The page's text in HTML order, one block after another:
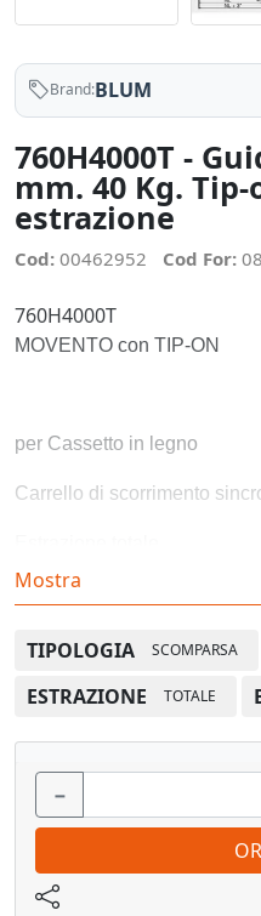
Brand:BLUM
760H4000T -
mm. 40 Kg.
estrazione
Cod: 00462952 Cod For:
760H4000T
MOVENTO con TIP-ON
per Cassetto in legno
Carrello di scorrimento
Lunghezza nominale: 400
portata dinamica: 40 kg
Materiale: Acciaio
Colore/superficie: Zincate
Vedi pagina
Mostra
TIPOLOGIA SCOMPARSA
ESTRAZIONE TOTALE
−